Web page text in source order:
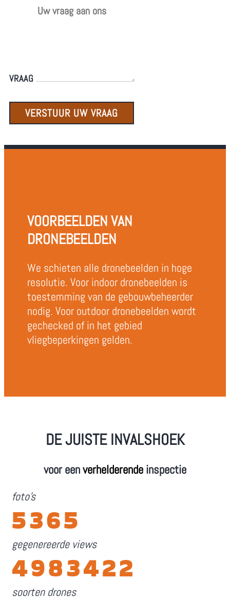
VRAAG
VERSTUUR UW VRAAG
VOORBEELDEN VAN
DRONEBEELDEN
We schieten alle dronebeelden in hoge
resolutie. Voor indoor dronebeelden is
toestemming van de gebouwbeheerder
nodig. Voor outdoor dronebeelden wordt
gechecked of in het gebied
vliegbeperkingen gelden.
DE JUISTE INVALSHOEK
voor eenverhelderende inspectie
foto's
5365
gegenereerde views
4983422
soorten drones